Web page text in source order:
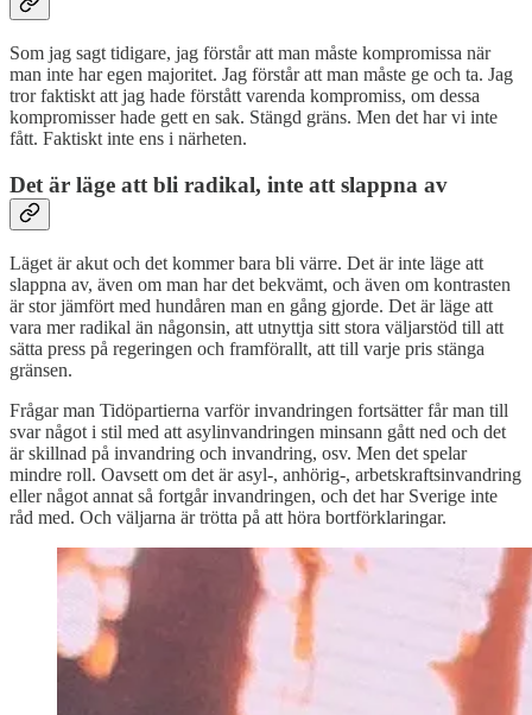
Som jag sagt tidigare, jag förstår att man måste kompromissa när
man inte har egen majoritet. Jag förstår att man måste ge och ta. Jag
tror faktiskt att jag hade förstått varenda kompromiss, om dessa
kompromisser hade gett en sak. Stängd gräns. Men det har vi inte
fått. Faktiskt inte ens i närheten.
Det är läge att bli radikal, inte att slappna av
Läget är akut och det kommer bara bli värre. Det är inte läge att
slappna av, även om man har det bekvämt, och även om kontrasten
är stor jämfört med hundåren man en gång gjorde. Det är läge att
vara mer radikal än någonsin, att utnyttja sitt stora väljarstöd till att
sätta press på regeringen och framförallt, att till varje pris stänga
gränsen.
Frågar man Tidöpartierna varför invandringen fortsätter får man till
svar något i stil med att asylinvandringen minsann gått ned och det
är skillnad på invandring och invandring, osv. Men det spelar
mindre roll. Oavsett om det är asyl-, anhörig-, arbetskraftsinvandring
eller något annat så fortgår invandringen, och det har Sverige inte
råd med. Och väljarna är trötta på att höra bortförklaringar.